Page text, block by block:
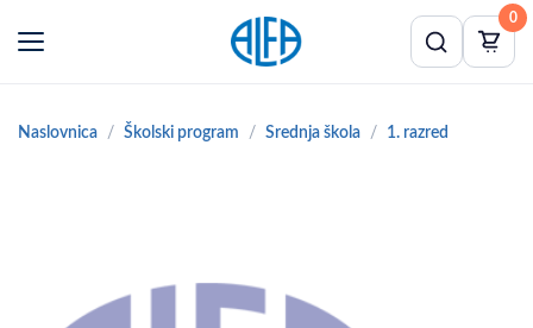
0
Naslovnica Školski program Srednja škola 1. razred